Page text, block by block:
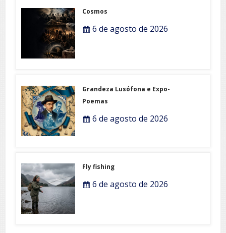
Cosmos
6 de agosto de 2026
Grandeza Lusófona e Expo-
Poemas
6 de agosto de 2026
Fly fishing
6 de agosto de 2026